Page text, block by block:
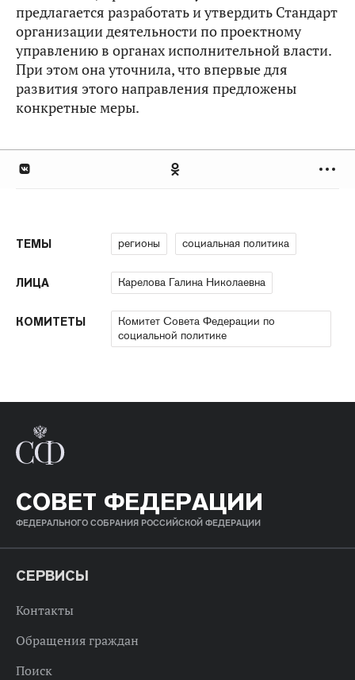
предлагается разработать и утвердить Стандарт
организации деятельности по проектному
управлению в органах исполнительной власти.
При этом она уточнила, что впервые для
развития этого направления предложены
конкретные меры.
ТЕМЫ регионы социальная политика
ЛИЦА Карелова Галина Николаевна
КОМИТЕТЫ
Комитет Совета Федерации по
социальной политике
СОВЕТ ФЕДЕРАЦИИ
ФЕДЕРАЛЬНОГО СОБРАНИЯ РОССИЙСКОЙ ФЕДЕРАЦИИ
СЕРВИСЫ
Контакты
Обращения граждан
Поиск